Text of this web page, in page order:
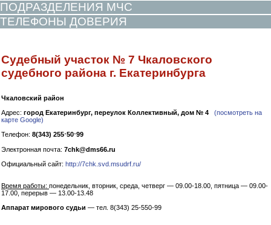
ПОДРАЗДЕЛЕНИЯ МЧС
ТЕЛЕФОНЫ ДОВЕРИЯ
Судебный участок № 7 Чкаловского
судебного района г. Екатеринбурга
Чкаловский район
Адрес: город Екатеринбург, переулок Коллективный, дом № 4
(посмотреть на
карте Google)
Телефон: 8(343) 255⋅50⋅99
Электронная почта: 7chk@dms66.ru
Официальный сайт: http://7chk.svd.msudrf.ru/
Время работы: понедельник, вторник, среда, четверг — 09.00-18.00, пятница — 09.00-
17.00, перерыв — 13.00-13.48
Аппарат мирового судьи — тел. 8(343) 25-550-99